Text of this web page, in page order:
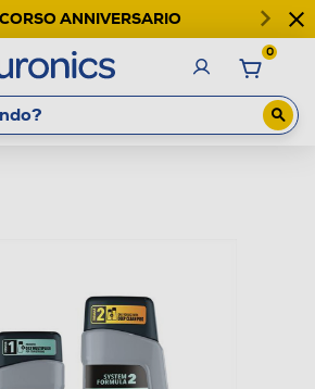
ANNIVERSARIO
0